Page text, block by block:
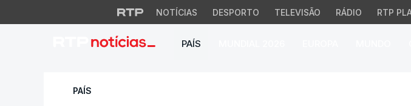
NOTÍCIAS DESPORTO TELEVISÃO RÁDIO RTP
PAÍS
Várias localidades pintadas
PAÍS